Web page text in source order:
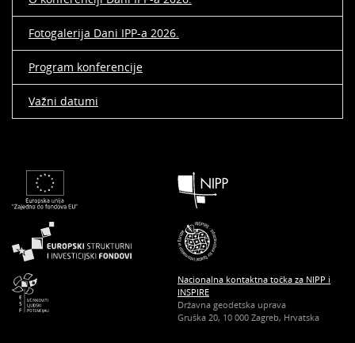
Fotogalerija Dani IPP-a 2026.
Program konferencije
Važni datumi
Nacionalna kontaktna točka za NIPP i
INSPIRE
Državna geodetska uprava
Gruška 20, 10 000 Zagreb, Hrvatska